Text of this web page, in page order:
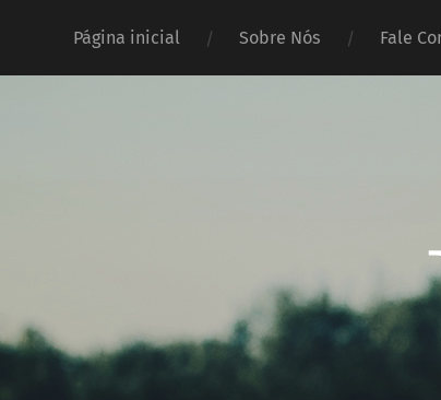
Página inicial Sobre Nós Fale